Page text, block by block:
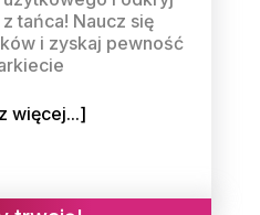
tańca! Naucz się
i zyskaj pewność
więcej...]